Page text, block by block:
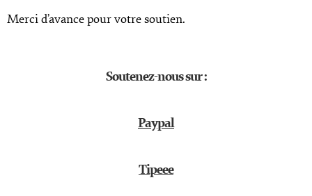
Merci d’avance pour votre soutien.
Soutenez-nous sur :
Paypal
Tipeee